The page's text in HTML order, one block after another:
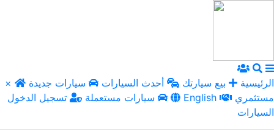
× الرئيسية بيع سيارتك أحدث السيارات
سيارات جديدة
سيارات مستعملة
تسجيل الدخول English
السيارات